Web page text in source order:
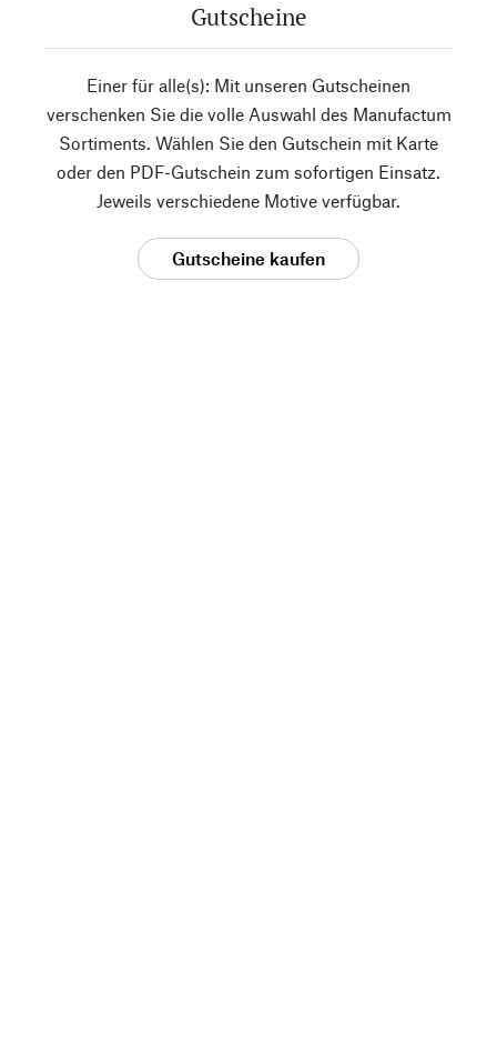
Gutscheine
Einer für alle(s): Mit unseren Gutscheinen
verschenken Sie die volle Auswahl des Manufactum
Sortiments. Wählen Sie den Gutschein mit Karte
oder den PDF-Gutschein zum sofortigen Einsatz.
Jeweils verschiedene Motive verfügbar.
Gutscheine kaufen